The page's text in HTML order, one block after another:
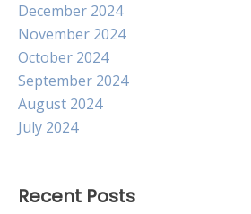
December 2024
November 2024
October 2024
September 2024
August 2024
July 2024
Recent Posts